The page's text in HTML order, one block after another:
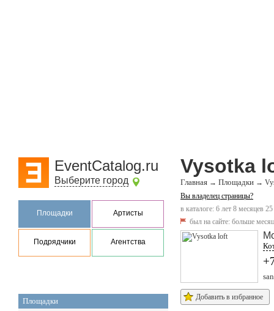
EventCatalog.ru
Выберите город
Площадки Артисты
Подрядчики Агентства
Площадки
Vysotka
Главная → Площадки →
Вы владелец страницы?
в каталоге: 6 лет 8 месяцев
был на сайте: больше
Добавить в избранное